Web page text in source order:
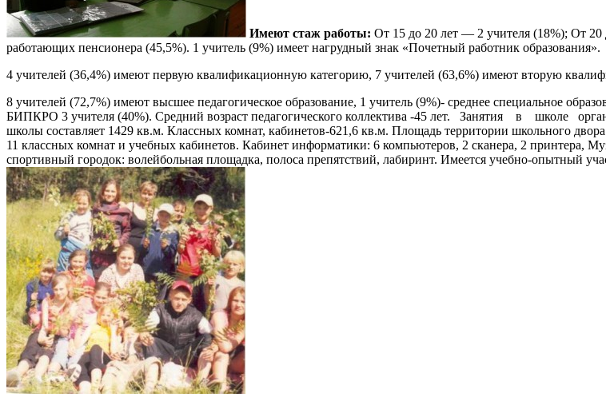
Имеют стаж работы: От 15 до 20 лет — 2 учителя (18%); От
работающих пенсионера (45,5%). 1 учитель (9%) имеет нагрудный знак «Почетный работник образования».
4 учителей (36,4%) имеют первую квалификационную категорию, 7 учителей (63,6%) имеют вторую
8 учителей (72,7%) имеют высшее педагогическое образование, 1 учитель (9%)- среднее специальное
БИПКРО 3 учителя (40%). Средний возраст педагогического коллектива -45 лет. Занятия в школе
школы составляет 1429 кв.м. Классных комнат, кабинетов-621,6 кв.м. Площадь территории школьного
11 классных комнат и учебных кабинетов. Кабинет информатики: 6 компьютеров, 2 сканера, 2 принтера,
спортивный городок: волейбольная площадка, полоса препятствий, лабиринт. Имеется учебно-опытный